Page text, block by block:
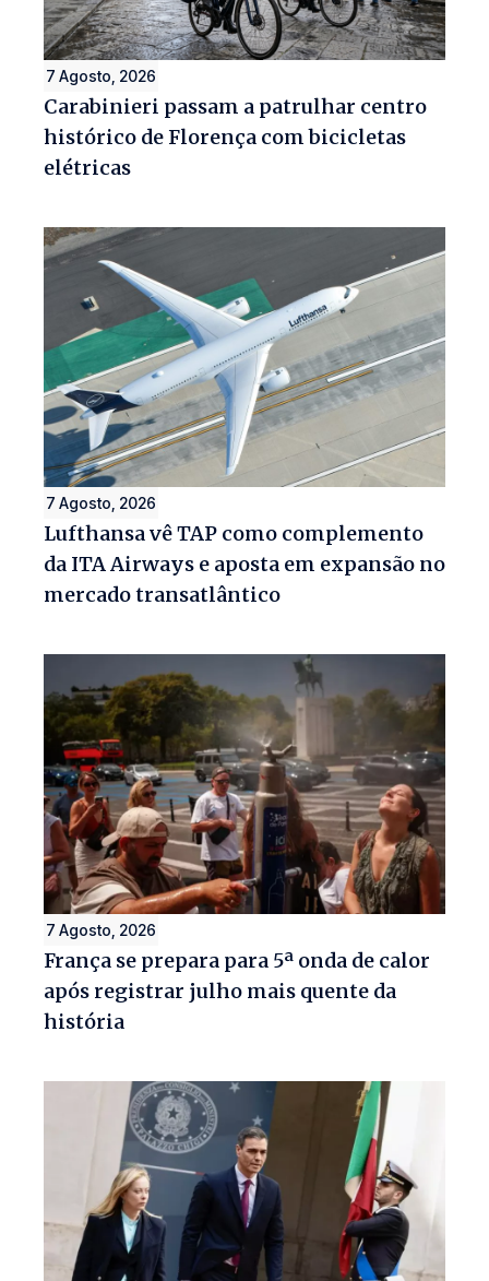
7 Agosto, 2026
Carabinieri passam a patrulhar centro
histórico de Florença com bicicletas
elétricas
7 Agosto, 2026
Lufthansa vê TAP como complemento
da ITA Airways e aposta em expansão no
mercado transatlântico
7 Agosto, 2026
França se prepara para 5ª onda de calor
após registrar julho mais quente da
história